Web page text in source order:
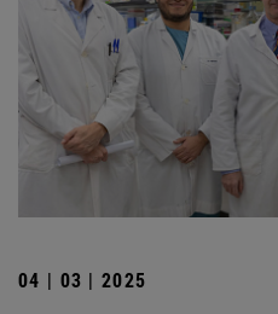
04 | 03 | 2025